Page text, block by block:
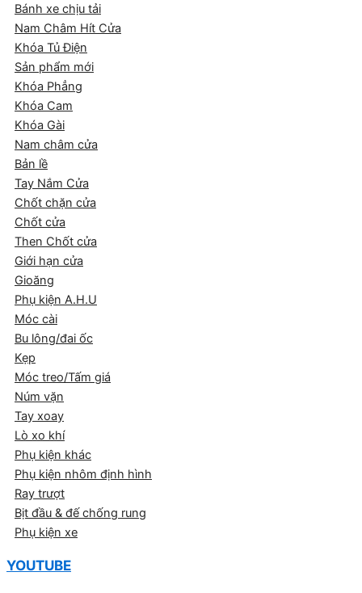
Bánh xe chịu tải
Nam Châm Hít Cửa
Khóa Tủ Điện
Sản phẩm mới
Khóa Phẳng
Khóa Cam
Khóa Gài
Nam châm cửa
Bản lề
Tay Nắm Cửa
Chốt chặn cửa
Chốt cửa
Then Chốt cửa
Giới hạn cửa
Gioăng
Phụ kiện A.H.U
Móc cài
Bu lông/đai ốc
Kẹp
Móc treo/Tấm giá
Núm vặn
Tay xoay
Lò xo khí
Phụ kiện khác
Phụ kiện nhôm định hình
Ray trượt
Bịt đầu & đế chống rung
Phụ kiện xe
YOUTUBE